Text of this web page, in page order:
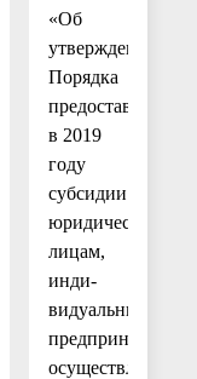
«Об
утверждении
Порядка
предоставления
в 2019
году
субсидии
юридическим
лицам,
инди-
видуальным
осуществляющим